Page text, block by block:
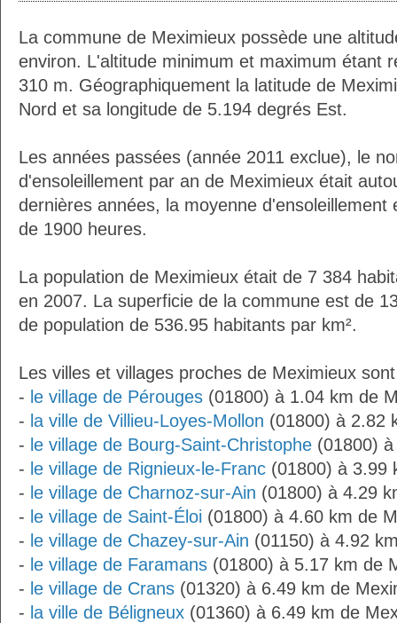
La commune de Meximieux possède une
environ. L'altitude minimum et maximum étant
310 m. Géographiquement la latitude de
Nord et sa longitude de 5.194 degrés Est.
Les années passées (année 2011 exclue), le
d'ensoleillement par an de Meximieux était
dernières années, la moyenne d'ensoleillement
de 1900 heures.
La population de Meximieux était de 7 384
en 2007. La superficie de la commune est de
de population de 536.95 habitants par km².
Les villes et villages proches de Meximieux
- le village de Pérouges (01800) à 1.04 km de
- la ville de Villieu-Loyes-Mollon (01800) à 2.82
- le village de Bourg-Saint-Christophe (01800)
- le village de Rignieux-le-Franc (01800) à 3.99
- le village de Charnoz-sur-Ain (01800) à 4.29
- le village de Saint-Éloi (01800) à 4.60 km de
- le village de Chazey-sur-Ain (01150) à 4.92
- le village de Faramans (01800) à 5.17 km de
- le village de Crans (01320) à 6.49 km de
- la ville de Béligneux (01360) à 6.49 km de